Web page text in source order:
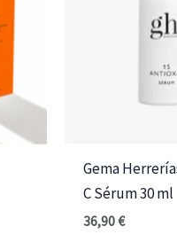
Gema
C Sérum 30 ml
36,90€